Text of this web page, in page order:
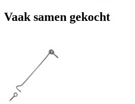
Vaak samen gekocht